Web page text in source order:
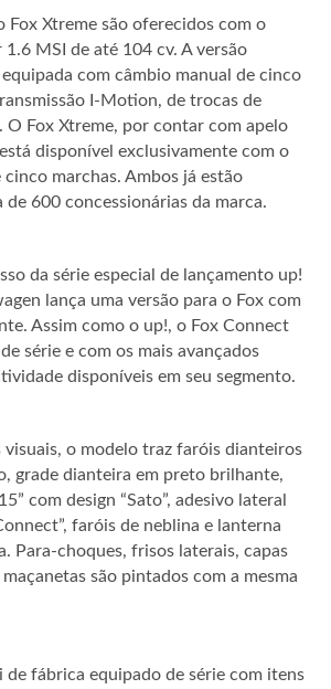
Fox Xtreme são oferecidos com o
MSI de até 104 cv. A versão
com câmbio manual de cinco
I-Motion, de trocas de
Fox Xtreme, por contar com apelo
disponível exclusivamente com o
marchas. Ambos já estão
de 600 concessionárias da marca.
da série especial de lançamento up!
lança uma versão para o Fox com
Assim como o up!, o Fox Connect
série e com os mais avançados
disponíveis em seu segmento.
o modelo traz faróis dianteiros
grade dianteira em preto brilhante,
com design “Sato”, adesivo lateral
faróis de neblina e lanterna
Para-choques, frisos laterais, capas
são pintados com a mesma
de fábrica equipado de série com itens